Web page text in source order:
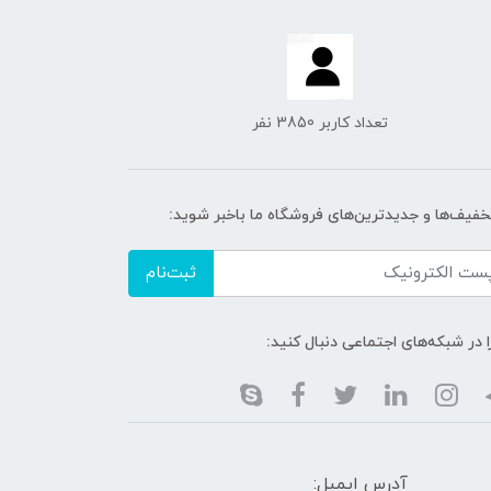
تعداد کاربر 3850 نفر
و جدیدترین‌های فروشگاه ما باخبر شوید:
ثبت‌نام
در شبکه‌های اجتماعی دنبال کنید:
آدرس ایمیل: